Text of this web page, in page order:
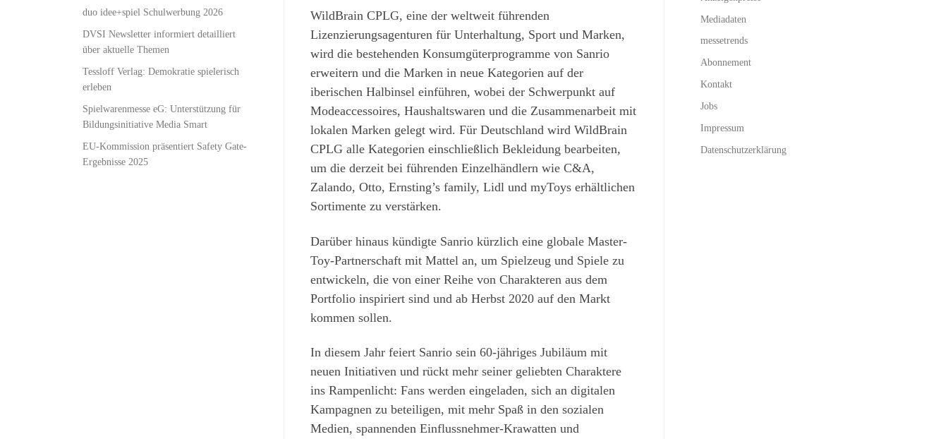
WildBrain CPLG, eine der weltweit führenden
Lizenzierungsagenturen für Unterhaltung, Sport und Marken,
wird die bestehenden Konsumgüterprogramme von Sanrio
erweitern und die Marken in neue Kategorien auf der
iberischen Halbinsel einführen, wobei der Schwerpunkt auf
Modeaccessoires, Haushaltswaren und die Zusammenarbeit mit
lokalen Marken gelegt wird. Für Deutschland wird WildBrain
CPLG alle Kategorien einschließlich Bekleidung bearbeiten,
um die derzeit bei führenden Einzelhändlern wie C&A,
Zalando, Otto, Ernsting’s family, Lidl und myToys erhältlichen
Sortimente zu verstärken.
Darüber hinaus kündigte Sanrio kürzlich eine globale Master-
Toy-Partnerschaft mit Mattel an, um Spielzeug und Spiele zu
entwickeln, die von einer Reihe von Charakteren aus dem
Portfolio inspiriert sind und ab Herbst 2020 auf den Markt
kommen sollen.
In diesem Jahr feiert Sanrio sein 60-jähriges Jubiläum mit
neuen Initiativen und rückt mehr seiner geliebten Charaktere
ins Rampenlicht: Fans werden eingeladen, sich an digitalen
Kampagnen zu beteiligen, mit mehr Spaß in den sozialen
Medien, spannenden Einflussnehmer-Krawatten und
duo idee+spiel Schulwerbung 2026
DVSI Newsletter informiert detailliert
über aktuelle Themen
Tessloff Verlag: Demokratie spielerisch
erleben
Spielwarenmesse eG: Unterstützung für
Bildungsinitiative Media Smart
EU-Kommission präsentiert Safety Gate-
Ergebnisse 2025
Mediadaten
messetrends
Abonnement
Kontakt
Jobs
Impressum
Datenschutzerklärung